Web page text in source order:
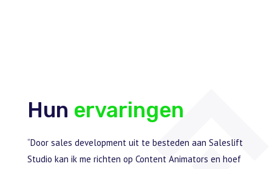
Hun ervaringen
“Door sales development uit te besteden aan Saleslift
Studio kan ik me richten op Content Animators en hoef